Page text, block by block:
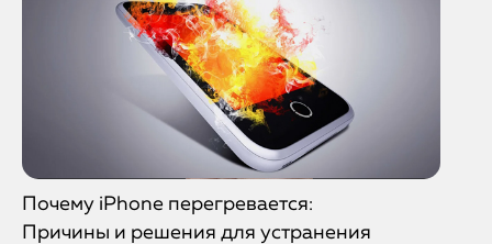
Почему iPhone перегревается:
Причины и решения для устранения